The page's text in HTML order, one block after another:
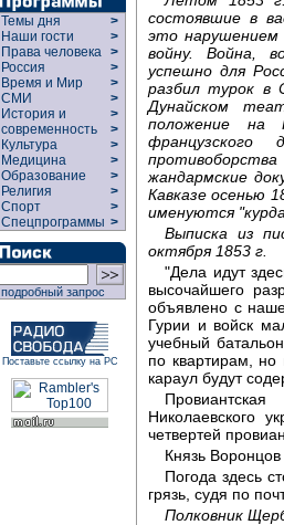
Темы дня
>
Наши гости
>
Права человека >
Россия
>
Время и Мир
>
СМИ
>
История и
современность
>
>
Культура
>
Медицина
>
Образование
>
Религия
>
Спорт
>
Спецпрограммы >
подробный запрос
Поставьте ссылку на РС
состоявшие в
это нарушением
войну. Война,
успешно для
разбил турок в
Дунайском
положение на
жандармские
Кавказе осенью
именуются
Выписка из
октября 1853 г.
"Дела идут
высочайшего
объявлено с
Гурии и войск
учебный
по квартирам,
караул будут
Николаевского
четвертей
Князь
Погода здесь
грязь, судя по
Полковник